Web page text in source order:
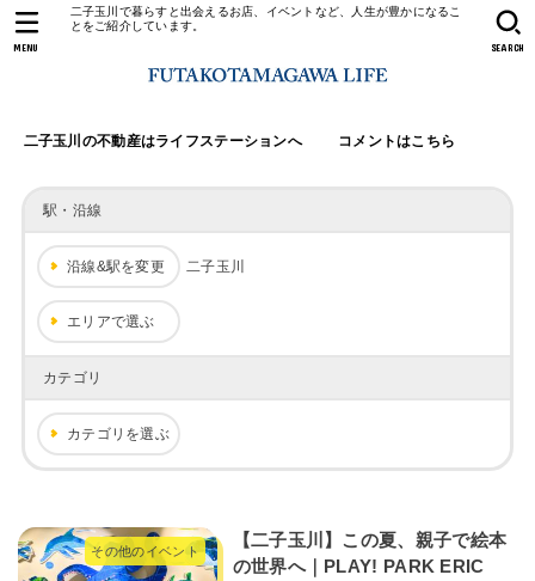
二子玉川で暮らすと出会えるお店、イベントなど、人生が豊かになるこ
とをご紹介しています。
二子玉川の不動産はライフステーションへ コメントはこちら
SEARCH
MENU
駅・沿線
沿線&駅を変更 二子玉川
エリアで選ぶ
カテゴリ
カテゴリを選ぶ
その他のイベント
【二子玉川】この夏、親子で絵本
の世界へ｜PLAY! PARK ERIC